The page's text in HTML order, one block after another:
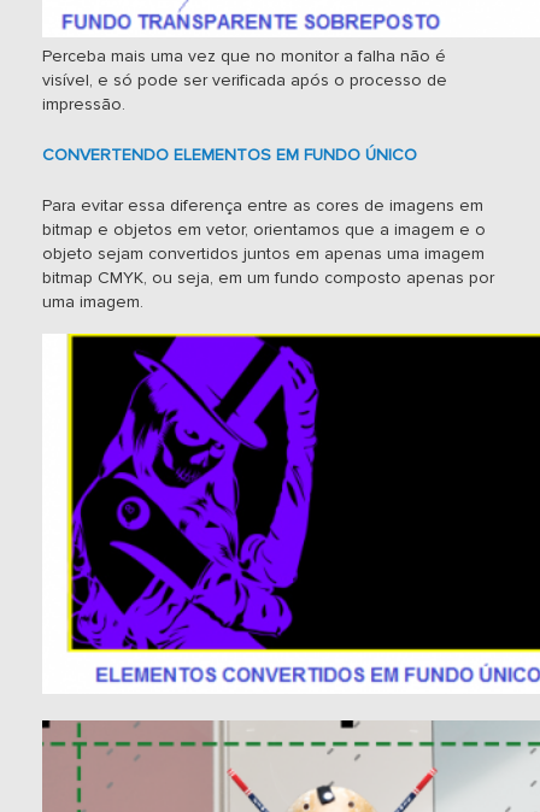
Perceba mais uma vez que no monitor a falha não é
visível, e só pode ser verificada após o processo de
impressão.
CONVERTENDO ELEMENTOS EM FUNDO ÚNICO
Para evitar essa diferença entre as cores de imagens em
bitmap e objetos em vetor, orientamos que a imagem e o
objeto sejam convertidos juntos em apenas uma imagem
bitmap CMYK, ou seja, em um fundo composto apenas por
uma imagem.